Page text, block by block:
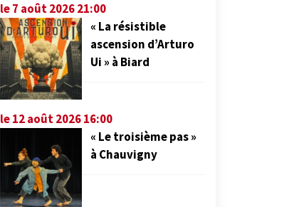
le 7 août 2026 21:00
« La résistible
ascension d’Arturo
Ui » à Biard
le 12 août 2026 16:00
« Le troisième pas »
à Chauvigny